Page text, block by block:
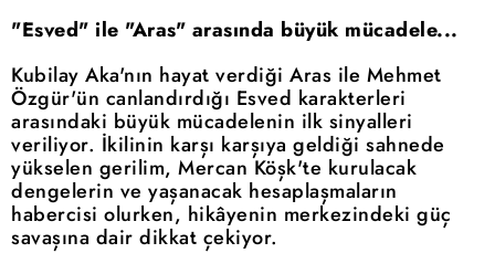
"Esved" ile "Aras" arasında büyük mücadele...
Kubilay Aka'nın hayat verdiği Aras ile Mehmet
Özgür'ün canlandırdığı Esved karakterleri
arasındaki büyük mücadelenin ilk sinyalleri
veriliyor. İkilinin karşı karşıya geldiği sahnede
yükselen gerilim, Mercan Köşk'te kurulacak
dengelerin ve yaşanacak hesaplaşmaların
habercisi olurken, hikâyenin merkezindeki güç
savaşına dair dikkat çekiyor.